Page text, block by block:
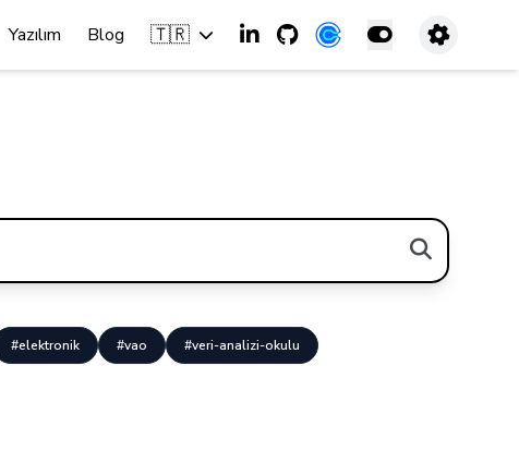
Yazılım Blog 🇹🇷
#elektronik #vao #veri-analizi-okulu